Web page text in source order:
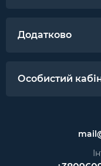
Додатково
Особистий